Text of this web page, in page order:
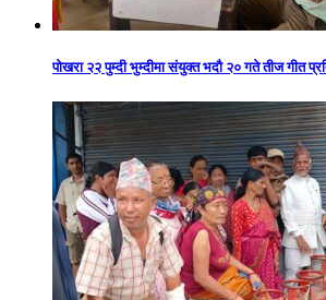
पोखरा २२ पुम्दी भुम्दीमा संयुक्त भदौ २० गते तीज गीत